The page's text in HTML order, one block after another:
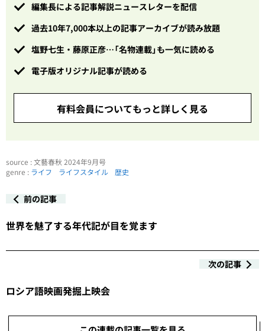
編集長による記事解説ニュースレターを配信
過去10年7,000本以上の記事アーカイブが読み放題
塩野七生・藤原正彦…「名物連載」も一気に読める
電子版オリジナル記事が読める
有料会員についてもっと詳しく見る
source : 文藝春秋 2024年9月号
genre : ライフ ライフスタイル 歴史
前の記事
世界を魅了する年代記が目を覚ます
次の記事
ロシア語映画発掘上映会